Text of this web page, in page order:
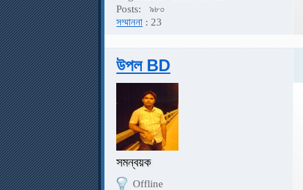
Posts:
৯৮০
সম্মাননা : 23
উপল BD
সমন্বয়ক
Offline